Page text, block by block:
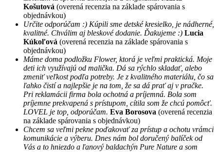
Košutová (overená recenzia na základe spárovania s
objednávkou)
Určite odporúčam :) Kúpili sme detské kresielko, je nádherné,
kvalitné. Chválim aj bleskové dodanie. Ďakujeme :) Lucia
Kúkoľová (overená recenzia na základe spárovania s
objednávkou)
Máme doma podložku Flower, ktorá je veľmi praktická. Moje
deti ich využívajú od malička. Dá sa rýchlo skladať, alebo
zmeniť veľkost podľa potreby. Je z kvalitného materiálu, čo sa
ľahko čistí a najlepšie je na tom, že sa dá prať aj v pračke.
Pri reklamácii firma bola ochotná a príjemná. Bola som
príjemne prekvapená s prístupom, cítila som že chcú pomôcť.
LOVEL je top, odporúčam. Eva Borosova (overená recenzia
na základe spárovania s objednávkou)
Chcem sa veľmi pekne poďakovať za prístup a ochotu vrámci
komunikácie a výberu. Dnes nám bol doručený balíček od
Vás a to hniezdo a ľanový baldachýn Pure Nature a som